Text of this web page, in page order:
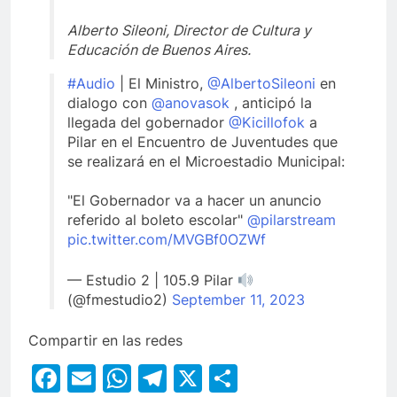
Alberto Sileoni, Director de Cultura y
Educación de Buenos Aires.
#Audio | El Ministro, @AlbertoSileoni en
dialogo con @anovasok , anticipó la
llegada del gobernador @Kicillofok a
Pilar en el Encuentro de Juventudes que
se realizará en el Microestadio Municipal:
"El Gobernador va a hacer un anuncio
referido al boleto escolar" @pilarstream
pic.twitter.com/MVGBf0OZWf
— Estudio 2 | 105.9 Pilar
(@fmestudio2) September 11, 2023
Compartir en las redes
Facebook
EmailWhatsApp
Telegram
X